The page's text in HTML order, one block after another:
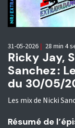
Ricky Jay,
Sanchez :
du 30/05/
Les mix de Nicki
31-05-2026 | 28 min 4
Résumé de